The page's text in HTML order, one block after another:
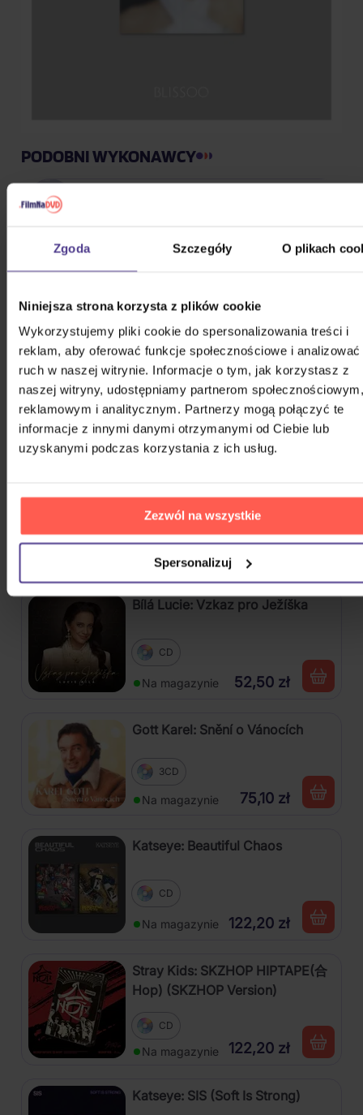
Zgoda Szczegóły O plikach
Niniejsza strona korzysta z plików cookie
Wykorzystujemy pliki cookie do spersonalizowania treści i
reklam, aby oferować funkcje społecznościowe i analizować
ruch w naszej witrynie. Informacje o tym, jak korzystasz z
naszej witryny, udostępniamy partnerom społecznościowym,
reklamowym i analitycznym. Partnerzy mogą połączyć te
informacje z innymi danymi otrzymanymi od Ciebie lub
uzyskanymi podczas korzystania z ich usług.
Zezwól na wszystkie
Spersonalizuj
PODOBNI WYKONAWCY
100 Gecs
The 1975
POKAŻ WSZYSTKIE
Bílá Lucie: Vzkaz pro Ježíška
CD
Na magazynie 52,50 zł
Gott Karel: Snění o Vánocích
3CD
Na magazynie 75,10 zł
Katseye: Beautiful Chaos
CD
Na magazynie 122,20 zł
Stray Kids: SKZHOP HIPTAPE(合
Hop) (SKZHOP Version)
CD
Na magazynie 122,20 zł
Katseye: SIS (Soft Is Strong)